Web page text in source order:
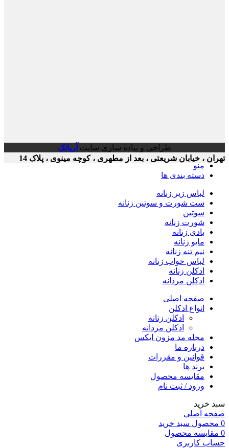
، خیابان شریعتی ، بعد از مطهری ، کوچه مینوی ، پلاک 14
طراحی و پیاده سازی سایتآریاتک
منو
دسته بندی ها
لباس زیر زنانه
ست شورت و سوتین زنانه
سوتین
شورت زنانه
بادی زنانه
مایو زنانه
نیم تنه زنانه
لباس خواب زنانه
ادکلن زنانه
ادکلن مردانه
صفحه اصلی
انواع ادکلن
ادکلن زنانه
ادکلن مردانه
مجله مد مزون ایکس
درباره ما
قوانین و مقررات
برند ها
مقایسه محصول
ورود / ثبت نام
اصلی
سبد خرید
محصول
کاربری